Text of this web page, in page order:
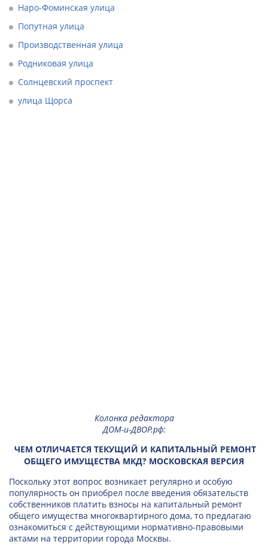
Наро-Фоминская улица
Попутная улица
Производственная улица
Родниковая улица
Солнцевский проспект
улица Щорса
Колонка редактора
ДОМ-и-ДВОР.рф:
ЧЕМ ОТЛИЧАЕТСЯ ТЕКУЩИЙ И КАПИТАЛЬНЫЙ РЕМОНТ
ОБЩЕГО ИМУЩЕСТВА МКД? МОСКОВСКАЯ ВЕРСИЯ
Поскольку этот вопрос возникает регулярно и особую
популярность он приобрел после введения обязательств
собственников платить взносы на капитальный ремонт
общего имущества многоквартирного дома, то предлагаю
ознакомиться с действующими нормативно-правовыми
актами на территории города Москвы.